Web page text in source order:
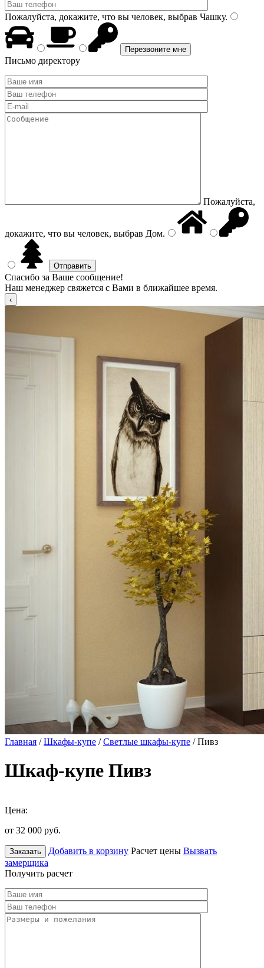
Пожалуйста, докажите, что вы человек, выбрав Чашку.
Письмо директору
Пожалуйста,
докажите, что вы человек, выбрав Дом.
Спасибо за Ваше сообщение!
Наш менеджер свяжется с Вами в ближайшее время.
Главная /Шкафы-купе /Светлые шкафы-купе / Пивз
Шкаф-купе Пивз
Цена:
от 32 000 руб.
Заказать Добавить в корзину Расчет цены Вызвать
замерщика
Получить расчет